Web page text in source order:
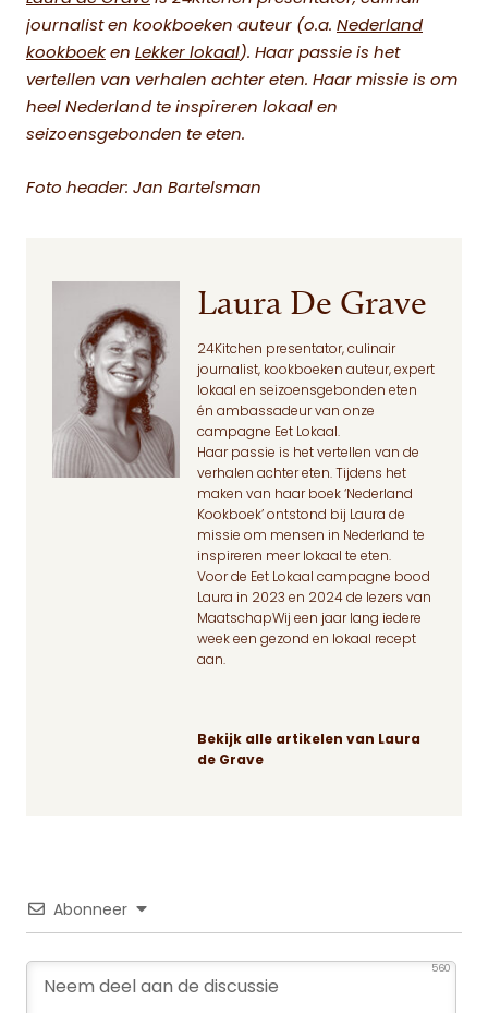
journalist en kookboeken auteur (o.a. Nederland
kookboek en Lekker lokaal). Haar passie is het
vertellen van verhalen achter eten. Haar missie is om
heel Nederland te inspireren lokaal en
seizoensgebonden te eten.
Foto header: Jan Bartelsman
Laura De Grave
24Kitchen presentator, culinair
journalist, kookboeken auteur, expert
lokaal en seizoensgebonden eten
én ambassadeur van onze
campagne Eet Lokaal.
Haar passie is het vertellen van de
verhalen achter eten. Tijdens het
maken van haar boek ‘Nederland
Kookboek’ ontstond bij Laura de
missie om mensen in Nederland te
inspireren meer lokaal te eten.
Voor de Eet Lokaal campagne bood
Laura in 2023 en 2024 de lezers van
MaatschapWij een jaar lang iedere
week een gezond en lokaal recept
aan.
Bekijk alle artikelen van Laura
de Grave
Abonneer
560